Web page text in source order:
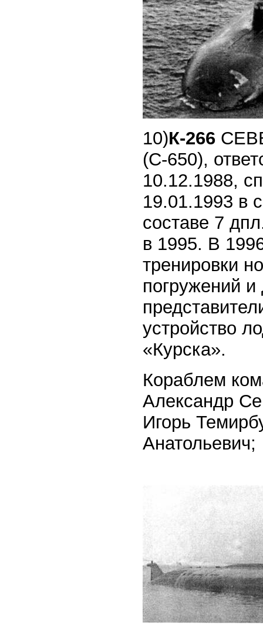
10)К-266
(С-650),
10.12.1988,
19.01.1993 в
составе 7
в 1995. В
тренировки
погружений и
устройство
«Курска».
Кораблем
Александр
Игорь
Анатольевич;